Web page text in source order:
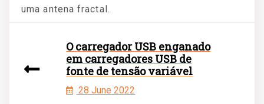
uma antena fractal.
O carregador USB enganado
em carregadores USB de
fonte de tensão variável
28 June 2022